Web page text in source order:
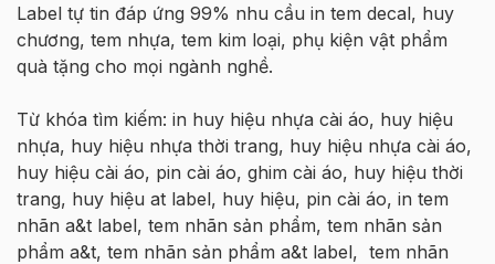
Label tự tin đáp ứng 99% nhu cầu in tem decal, huy
chương, tem nhựa, tem kim loại, phụ kiện vật phẩm
quà tặng cho mọi ngành nghề.
Từ khóa tìm kiếm: in huy hiệu nhựa cài áo, huy hiệu
nhựa, huy hiệu nhựa thời trang, huy hiệu nhựa cài áo,
huy hiệu cài áo, pin cài áo, ghim cài áo, huy hiệu thời
trang, huy hiệu at label, huy hiệu, pin cài áo, in tem
nhãn a&t label, tem nhãn sản phẩm, tem nhãn sản
phẩm a&t, tem nhãn sản phẩm a&t label, tem nhãn